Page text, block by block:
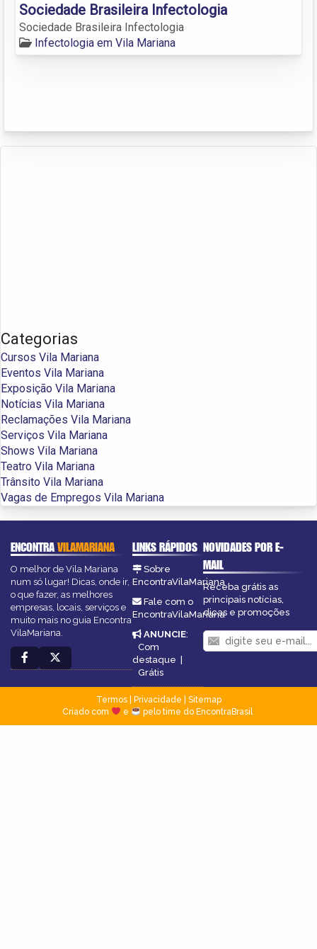
Sociedade Brasileira Infectologia
Sociedade Brasileira Infectologia
Infectologia em Vila Mariana
Categorias
Cursos Vila Mariana
Eventos Vila Mariana
Exposição Vila Mariana
Notícias Vila Mariana
Reclamações Vila Mariana
Serviços Vila Mariana
Shows Vila Mariana
Teatro Vila Mariana
Trânsito Vila Mariana
Vagas de Empregos Vila Mariana
ENCONTRAVILAMARIANA
O melhor de Vila Mariana
num só lugar! Dicas, onde ir,
o que fazer, as melhores
empresas, locais, serviços e
muito mais no guia Encontra
VilaMariana.
LINKS RÁPIDOS
Sobre
EncontraVilaMariana
Fale com o
EncontraVilaMariana
ANUNCIE:
Com
destaque |
Grátis
NOVIDADES POR E-
MAIL
Receba grátis as
principais notícias,
dicas e promoções
Termos| Privacidade
Sitemap
Criado com
e pelo time do EncontraBrasil